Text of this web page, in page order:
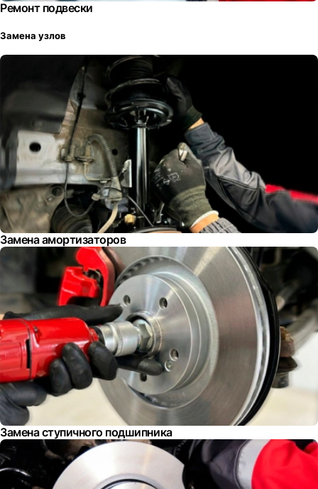
Ремонт подвески
Замена узлов
Замена амортизаторов
Замена ступичного подшипника